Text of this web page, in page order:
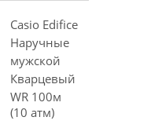
Casio Edifice
Наручные
мужской
Кварцевый
WR 100м
(10 атм)